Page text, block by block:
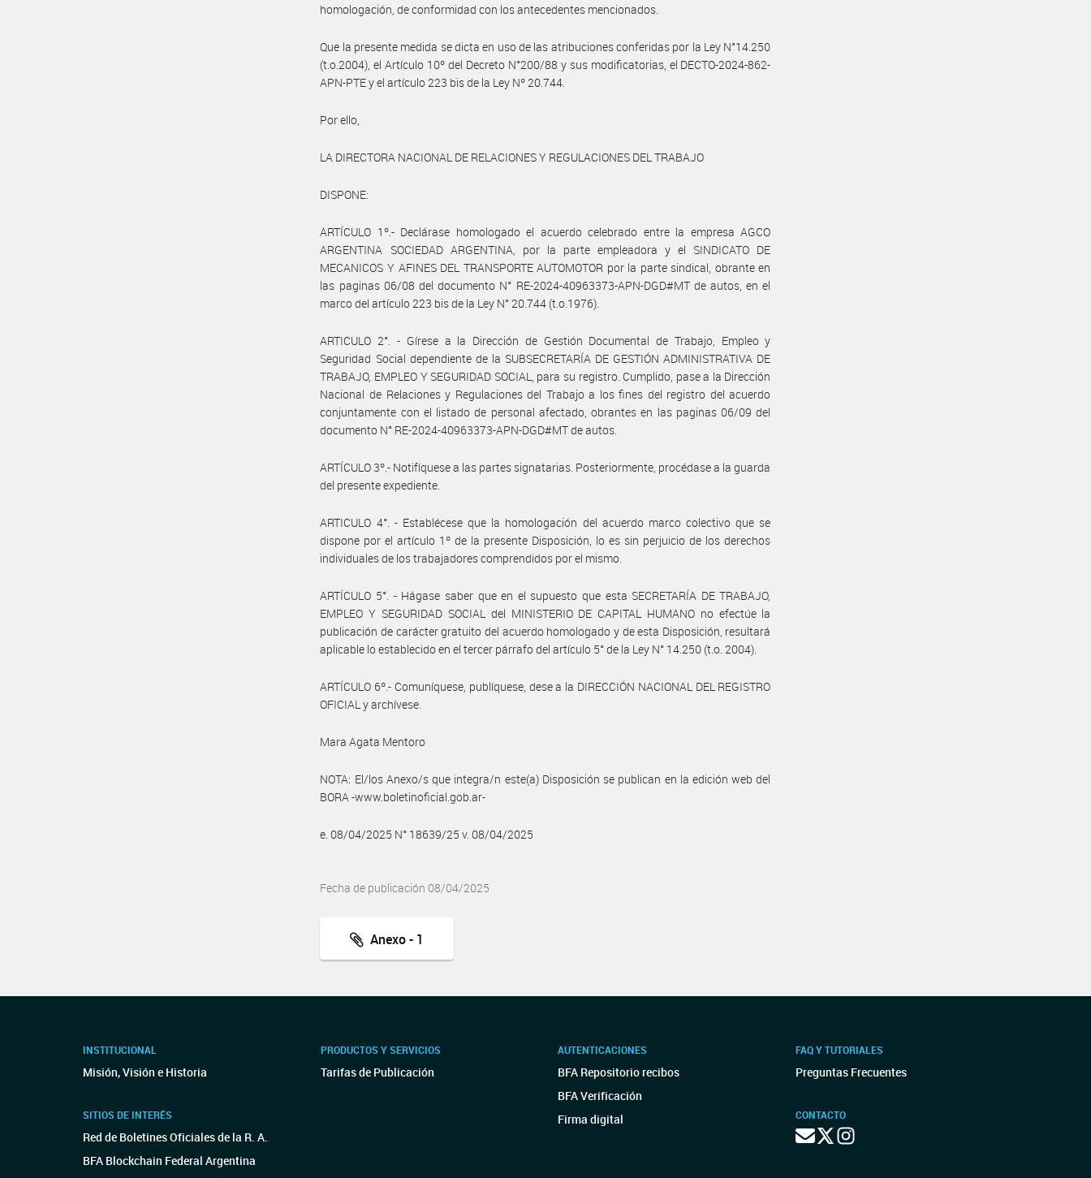
homologación, de conformidad con los antecedentes mencionados.
Que la presente medida se dicta en uso de las atribuciones conferidas por la Ley N°14.250
(t.o.2004), el Artículo 10º del Decreto N°200/88 y sus modificatorias, el DECTO-2024-862-
APN-PTE y el artículo 223 bis de la Ley Nº 20.744.
Por ello,
LA DIRECTORA NACIONAL DE RELACIONES Y REGULACIONES DEL TRABAJO
DISPONE:
ARTÍCULO 1º.- Declárase homologado el acuerdo celebrado entre la empresa AGCO
ARGENTINA SOCIEDAD ARGENTINA, por la parte empleadora y el SINDICATO DE
MECANICOS Y AFINES DEL TRANSPORTE AUTOMOTOR por la parte sindical, obrante en
las paginas 06/08 del documento N° RE-2024-40963373-APN-DGD#MT de autos, en el
marco del artículo 223 bis de la Ley N° 20.744 (t.o.1976).
ARTICULO 2°. - Gírese a la Dirección de Gestión Documental de Trabajo, Empleo y
Seguridad Social dependiente de la SUBSECRETARÍA DE GESTIÓN ADMINISTRATIVA DE
TRABAJO, EMPLEO Y SEGURIDAD SOCIAL, para su registro. Cumplido, pase a la Dirección
Nacional de Relaciones y Regulaciones del Trabajo a los fines del registro del acuerdo
conjuntamente con el listado de personal afectado, obrantes en las paginas 06/09 del
documento N° RE-2024-40963373-APN-DGD#MT de autos.
ARTÍCULO 3º.- Notifíquese a las partes signatarias. Posteriormente, procédase a la guarda
del presente expediente.
ARTICULO 4°. - Establécese que la homologación del acuerdo marco colectivo que se
dispone por el artículo 1º de la presente Disposición, lo es sin perjuicio de los derechos
individuales de los trabajadores comprendidos por el mismo.
ARTÍCULO 5°. - Hágase saber que en el supuesto que esta SECRETARÍA DE TRABAJO,
EMPLEO Y SEGURIDAD SOCIAL del MINISTERIO DE CAPITAL HUMANO no efectúe la
publicación de carácter gratuito del acuerdo homologado y de esta Disposición, resultará
aplicable lo establecido en el tercer párrafo del artículo 5° de la Ley N° 14.250 (t.o. 2004).
ARTÍCULO 6º.- Comuníquese, publíquese, dese a la DIRECCIÓN NACIONAL DEL REGISTRO
OFICIAL y archívese.
Mara Agata Mentoro
NOTA: El/los Anexo/s que integra/n este(a) Disposición se publican en la edición web del
BORA -www.boletinoficial.gob.ar-
e. 08/04/2025 N° 18639/25 v. 08/04/2025
Fecha de publicación 08/04/2025
Anexo - 1
INSTITUCIONAL
Misión, Visión e Historia
SITIOS DE INTERÉS
Red de Boletines Oficiales de la R. A.
BFA Blockchain Federal Argentina
PRODUCTOS Y SERVICIOS
Tarifas de Publicación
AUTENTICACIONES
BFA Repositorio recibos
BFA Verificación
Firma digital
FAQ Y TUTORIALES
Preguntas Frecuentes
CONTACTO